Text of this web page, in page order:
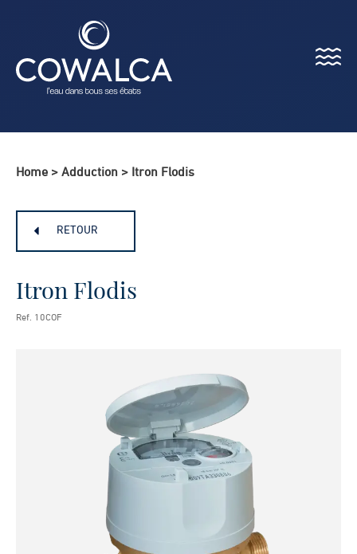
Menu
Home > Adduction > Itron Flodis
RETOUR
Itron Flodis
Ref. 10COF